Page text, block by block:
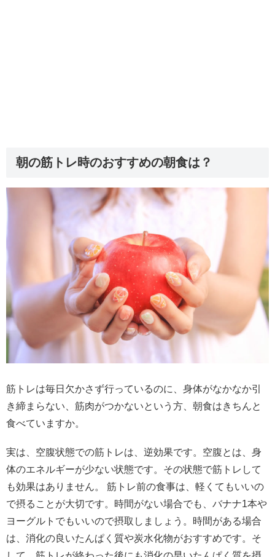
朝の筋トレ時のおすすめの朝食は？
筋トレは毎日欠かさず行っているのに、身体がなかなか引
き締まらない、筋肉がつかないという方、朝食はきちんと
食べていますか。
実は、空腹状態での筋トレは、逆効果です。空腹とは、身
体のエネルギーが少ない状態です。その状態で筋トレして
も効果はありません。 筋トレ前の食事は、軽くてもいいの
で摂ることが大切です。時間がない場合でも、バナナ1本や
ヨーグルトでもいいので摂取しましょう。時間がある場合
は、消化の良いたんぱく質や炭水化物がおすすめです。そ